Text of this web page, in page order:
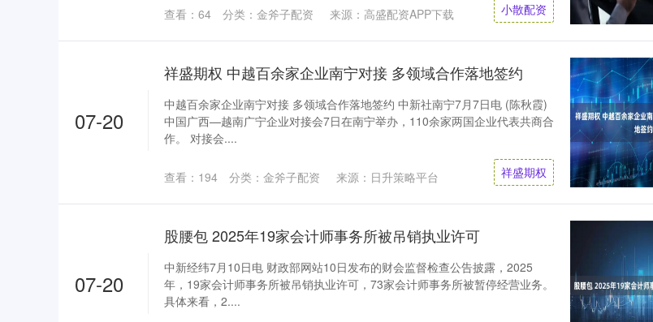
来源：高盛配资APP下载
查看： 64 分类： 金斧子配资 小散配资
07-20
祥盛期权 中越百余家企业南宁对接 多领域合作落地签约
中越百余家企业南宁对接 多领域合作落地签约 中新社南宁7月7日电 (陈秋霞)
中国广西—越南广宁企业对接会7日在南宁举办，110余家两国企业代表共商合
作。 对接会....
来源：日升策略平台
查看： 194 分类： 金斧子配资 祥盛期权
07-20
股腰包 2025年19家会计师事务所被吊销执业许可
中新经纬7月10日电 财政部网站10日发布的财会监督检查公告披露，2025
年，19家会计师事务所被吊销执业许可，73家会计师事务所被暂停经营业务。
具体来看，2....